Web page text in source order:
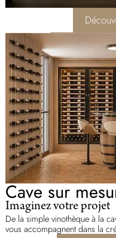
Cave sur
Imaginez votre projet
De la simple vinothèque à la
vous accompagnent dans la